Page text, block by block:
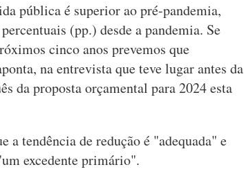
pública é superior ao pré-pandemia,
(pp.) desde a pandemia. Se
cinco anos prevemos que
na entrevista que teve lugar antes da
da proposta orçamental para 2024 esta
a tendência de redução é "adequada" e
excedente primário".